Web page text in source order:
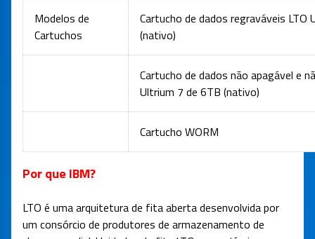
Modelos de
Cartuchos
Cartucho de dados regraváveis LTO
(nativo)
Cartucho de dados não apagável e
Ultrium 7 de 6TB (nativo)
Cartucho WORM
Por que IBM?
LTO é uma arquitetura de fita aberta desenvolvida por
um consórcio de produtores de armazenamento de